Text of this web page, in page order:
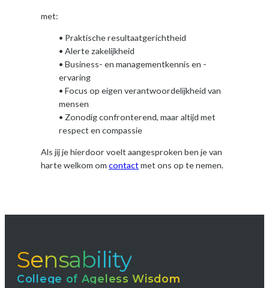
met:
• Praktische resultaatgerichtheid
• Alerte zakelijkheid
• Business- en managementkennis en -
ervaring
• Focus op eigen verantwoordelijkheid van
mensen
• Zonodig confronterend, maar altijd met
respect en compassie
Als jij je hierdoor voelt aangesproken ben je van
harte welkom om contactmet ons op te nemen.
Sensability
College of Ageless Wisdom